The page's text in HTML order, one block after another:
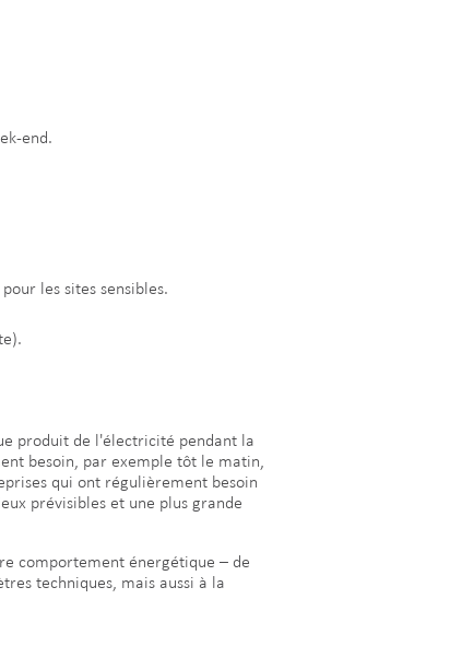
end.
les sites sensibles.
produit de l'électricité pendant la
besoin, par exemple tôt le matin,
qui ont régulièrement besoin
prévisibles et une plus grande
comportement énergétique – de
techniques, mais aussi à la